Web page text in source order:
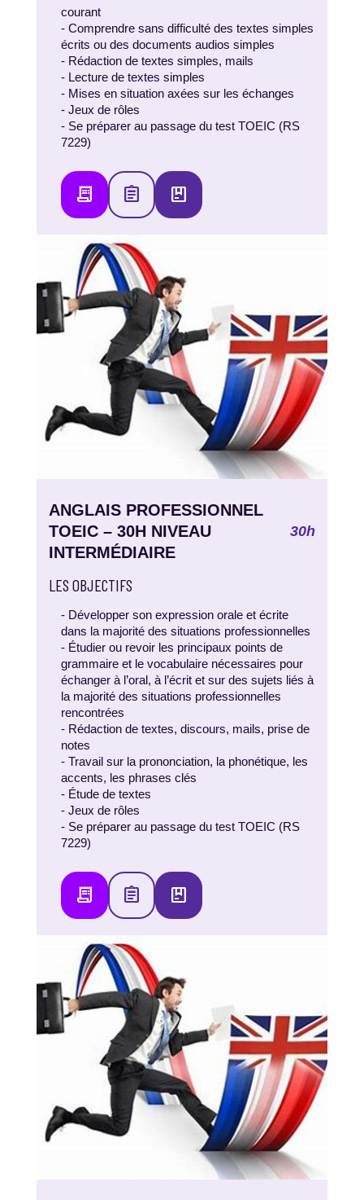
courant
- Comprendre sans difficulté des textes simples
écrits ou des documents audios simples
- Rédaction de textes simples, mails
- Lecture de textes simples
- Mises en situation axées sur les échanges
- Jeux de rôles
- Se préparer au passage du test TOEIC (RS
7229)
receipt_long assignment package
ANGLAIS PROFESSIONNEL
TOEIC – 30H NIVEAU
INTERMÉDIAIRE
30h
LES OBJECTIFS
- Développer son expression orale et écrite
dans la majorité des situations professionnelles
- Étudier ou revoir les principaux points de
grammaire et le vocabulaire nécessaires pour
échanger à l’oral, à l’écrit et sur des sujets liés à
la majorité des situations professionnelles
rencontrées
- Rédaction de textes, discours, mails, prise de
notes
- Travail sur la prononciation, la phonétique, les
accents, les phrases clés
- Étude de textes
- Jeux de rôles
- Se préparer au passage du test TOEIC (RS
7229)
receipt_long assignment package